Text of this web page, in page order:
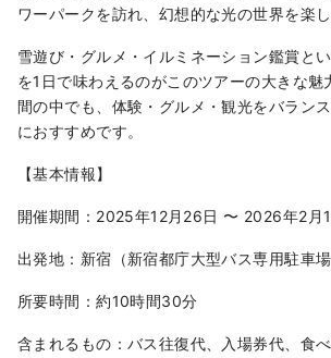
ワーパークを訪れ、幻想的な光の世界を楽し
雪遊び・グルメ・イルミネーション鑑賞と
を1日で味わえるのがこのツアーの大きな魅
間の中でも、体験・グルメ・観光をバラン
におすすめです。
【基本情報】
開催期間：2025年12月26日 〜 2026年2月
出発地：新宿（新宿都庁大型バス専用駐車場
所要時間：約10時間30分
含まれるもの：バス往復代、入場券代、食